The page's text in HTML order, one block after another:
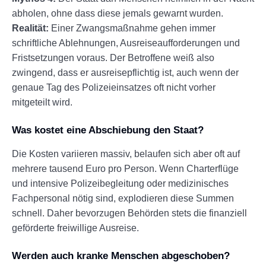
abholen, ohne dass diese jemals gewarnt wurden.
Realität: Einer Zwangsmaßnahme gehen immer
schriftliche Ablehnungen, Ausreiseaufforderungen und
Fristsetzungen voraus. Der Betroffene weiß also
zwingend, dass er ausreisepflichtig ist, auch wenn der
genaue Tag des Polizeieinsatzes oft nicht vorher
mitgeteilt wird.
Was kostet eine Abschiebung den Staat?
Die Kosten variieren massiv, belaufen sich aber oft auf
mehrere tausend Euro pro Person. Wenn Charterflüge
und intensive Polizeibegleitung oder medizinisches
Fachpersonal nötig sind, explodieren diese Summen
schnell. Daher bevorzugen Behörden stets die finanziell
geförderte freiwillige Ausreise.
Werden auch kranke Menschen abgeschoben?